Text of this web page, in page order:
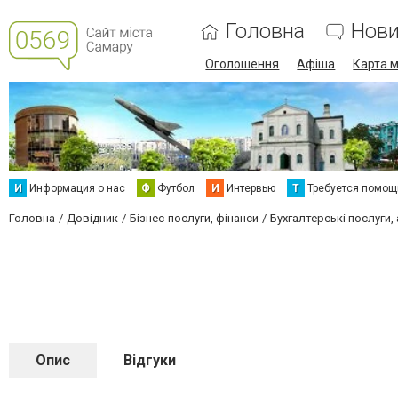
Головна
Оголошення Афіша Карта
И Информация о нас Ф Футбол И Интервью Т Требуется
Головна Довідник Бізнес-послуги, фінанси Бухгалтерські послуги,
Опис Відгуки